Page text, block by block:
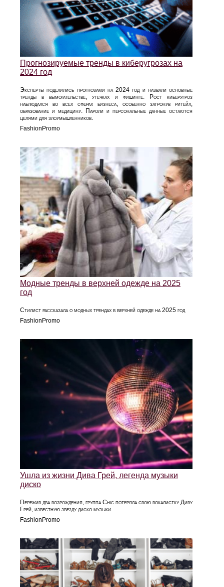
Прогнозируемые тренды в киберугрозах на
2024 год
Эксперты поделились прогнозами на 2024 год и назвали основные
тренды в вымогательстве, утечках и фишинге. Рост киберугроз
наблюдался во всех сферах бизнеса, особенно затронув ритейл,
образование и медицину. Пароли и персональные данные остаются
целями для злоумышленников.
FashionPromo
Модные тренды в верхней одежде на 2025
год
Стилист рассказала о модных трендах в верхней одежде на 2025 год
FashionPromo
Ушла из жизни Дива Грей, легенда музыки
диско
Пережив два возрождения, группа Chic потеряла свою вокалистку Диву
Грей, известную звезду диско музыки.
FashionPromo